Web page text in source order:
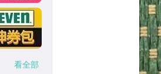
看全部